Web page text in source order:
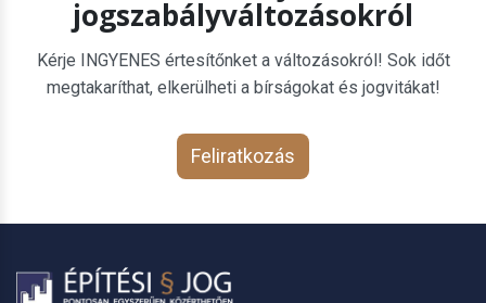
jogszabályváltozásokról
Kérje INGYENES értesítőnket a változásokról! Sok időt
megtakaríthat, elkerülheti a bírságokat és jogvitákat!
Feliratkozás